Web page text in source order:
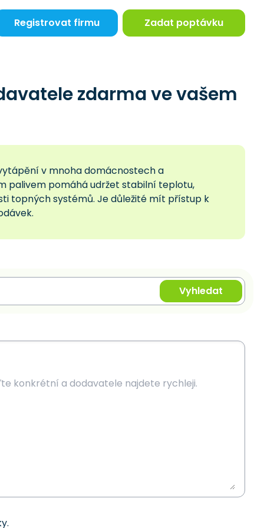
Registrovat firmu Zadat poptávku
zdarma ve vašem
v mnoha domácnostech a
palivem pomáhá udržet stabilní teplotu,
topných systémů. Je důležité mít přístup k
Vyhledat